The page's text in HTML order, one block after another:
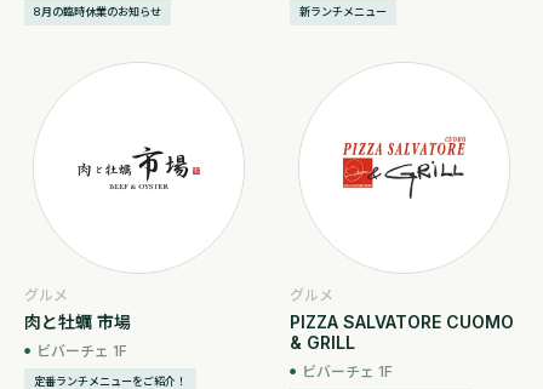
8月の臨時休業のお知らせ 新ランチメニュー
グルメ
肉と牡蠣 市場
ビバーチェ 1F
定番ランチメニューをご紹介！
グルメ
PIZZA SALVATORE CUOMO
& GRILL
ビバーチェ 1F